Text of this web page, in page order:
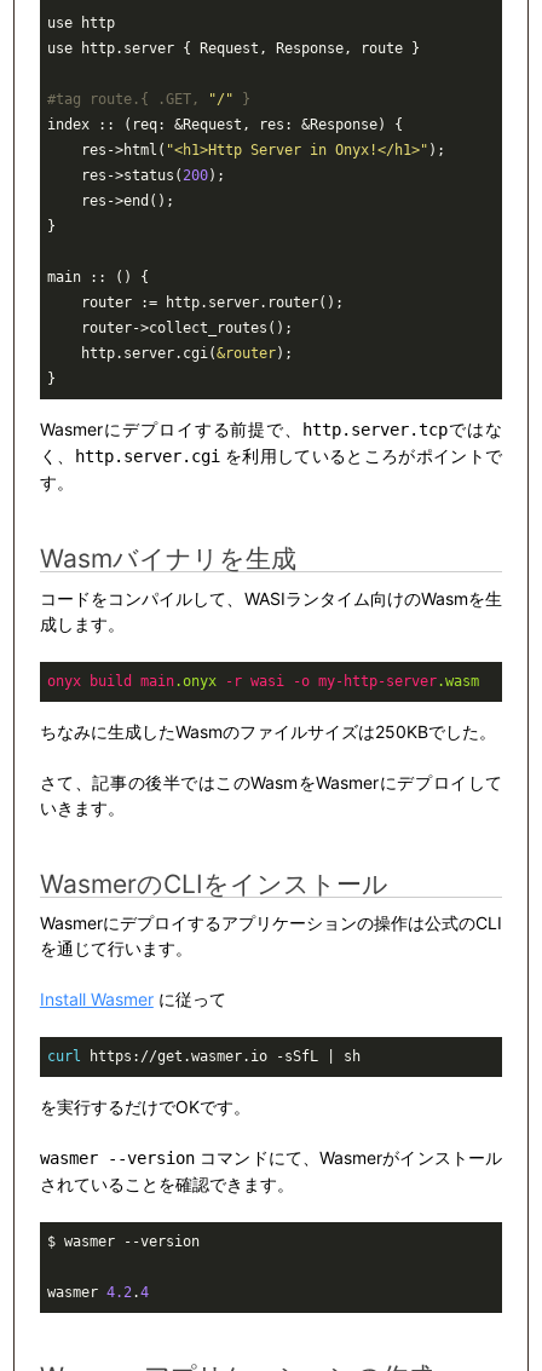
use http
use http. server { Request, Response, route }
#tag route.{ .GET, "/" }
index :: (req: &Request, res: &Response) {
    res->html(
"<h1>Http Server in Onyx!</h1>" );
    res->status(
200);
}
main :: () {
    http.server.cgi(
&router);
}
Wasmerにデプロイする前提で、 http.server.tcpではな
く、
http.server.cgi を利用しているところがポイントで
す。
Wasmバイナリを生成
コードをコンパイルして、WASIランタイム向けのWasmを生
成します。
onyx build main.onyx -r wasi -o my-http-server.wasm
ちなみに生成したWasmのファイルサイズは250KBでした。
さて、記事の後半ではこのWasmをWasmerにデプロイして
いきます。
WasmerのCLIをインストール
Wasmerにデプロイするアプリケーションの操作は公式のCLI
を通じて行います。
Install Wasmerに従って
curl https://get.wasmer.io -sSfL | sh
を実行するだけでOKです。
wasmer --versionコマンドにて、Wasmerがインストール
されていることを確認できます。
$ wasmer --version
wasmer 4.2.4